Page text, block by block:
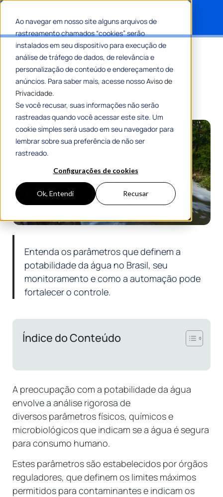
Ao navegar em nosso site alguns arquivos de
rastreamento chamados “cookies” serão
instalados em seu dispositivo para execução de
análise de tráfego de dados, de relevância e
personalização de conteúdo e endereçamento de
anúncios. Para saber mais, acesse nossoAviso de
Privacidade.
Se você recusar, suas informações não serão
rastreadas quando você acessar este site. Um
cookie simples será usado em seu navegador para
lembrar sobre sua preferência de não ser
rastreado.
Configurações de cookies
Ok, Entendi Recusar
Quais parâmetros definem a
potabilidade da água no país?
PorMaria Flávia Tavares
8 Min De Leitura
Entenda os parâmetros que definem a
potabilidade da água no Brasil, seu
monitoramento e como a automação pode
fortalecer o controle.
Índice do Conteúdo
A preocupação com a potabilidade da água
envolve a análise rigorosa de
diversos parâmetros físicos, químicos e
microbiológicos que indicam se a água é segura
para consumo humano.
Estes parâmetros são estabelecidos por órgãos
reguladores, que definem os limites máximos
permitidos para contaminantes e indicam os